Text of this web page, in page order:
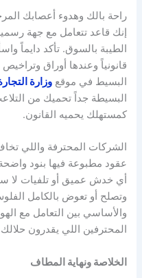
راحة بالك وهدوء أعصابك
إنك قاعد تتعامل مع جهة
الطيبة بالسوق. تأكد دايماً
قانونياً وعندها أوراق
البسيط في موقعوزارة
البسيطة جداً تحميك من
كمستهلك يحميه القانون.
الشركات المحترفة واللي
عقود مطبوعة فيها بنود
أي خدش عميق أو تلفيات لا
وتصلح أو تعوض بالكامل
والأساسي بين التعامل مع
المحترفين اللي يقدرون
الخلاصة ونهاية المطاف